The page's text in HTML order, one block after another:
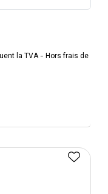
la TVA - Hors frais de